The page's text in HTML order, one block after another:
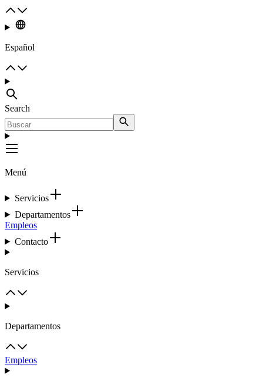
Español
Search
Menú
Servicios
Departamentos
Empleos
Contacto
Servicios
Departamentos
Empleos